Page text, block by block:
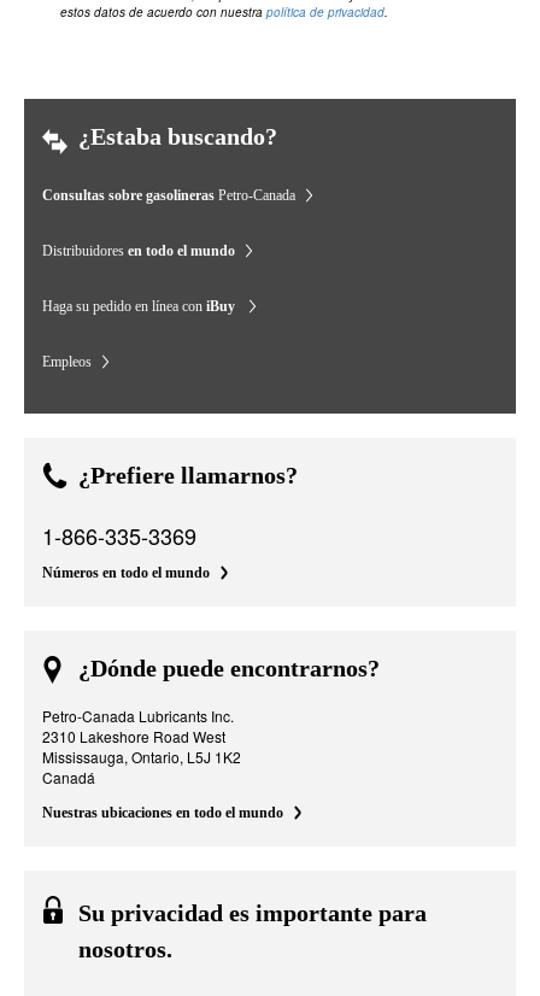
estos datos de acuerdo con nuestra política de privacidad.
¿Estaba buscando?
Consultas sobre gasolineras Petro-Canada
Distribuidores en todo el mundo
Haga su pedido en línea con iBuy
Empleos
¿Prefiere llamarnos?
1-866-335-3369
Números en todo el mundo
¿Dónde puede encontrarnos?
Petro-Canada Lubricants Inc.
2310 Lakeshore Road West
Mississauga, Ontario, L5J 1K2
Canadá
Nuestras ubicaciones en todo el mundo
Su privacidad es importante para
nosotros.